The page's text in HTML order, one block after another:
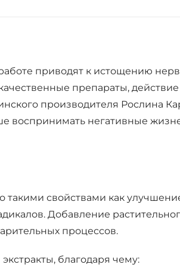
приводят к истощению
препараты, действие
производителя Рослина
воспринимать негативные
такими свойствами как
Добавление
процессов.
благодаря чему: